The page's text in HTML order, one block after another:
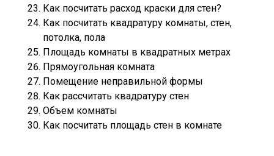
Как посчитать расход краски для стен?
Как посчитать квадратуру комнаты, стен,
потолка, пола
Площадь комнаты в квадратных метрах
Прямоугольная комната
Помещение неправильной формы
Как рассчитать квадратуру стен
Объем комнаты
Как посчитать площадь стен в комнате